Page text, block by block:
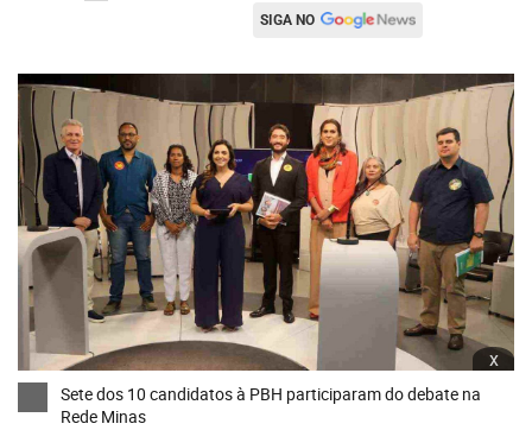
SIGA NO
x
Sete dos 10 candidatos à PBH participaram do debate na
Rede Minas